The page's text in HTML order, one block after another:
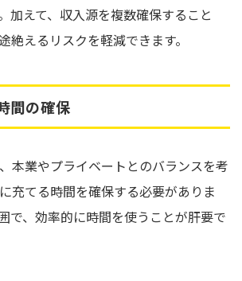
加えて、収入源を複数確保すること
絶えるリスクを軽減できます。
間の確保
本業やプライベートとのバランスを考
充てる時間を確保する必要がありま
で、効率的に時間を使うことが肝要で